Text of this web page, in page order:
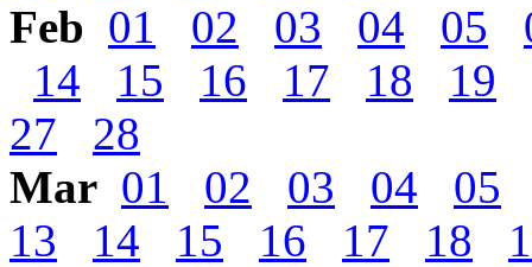
Feb 01 02 03 04 05
14
15 16 17 18
19
27
28
Mar 01 02 03 04
05
13
14 15 16 17 18